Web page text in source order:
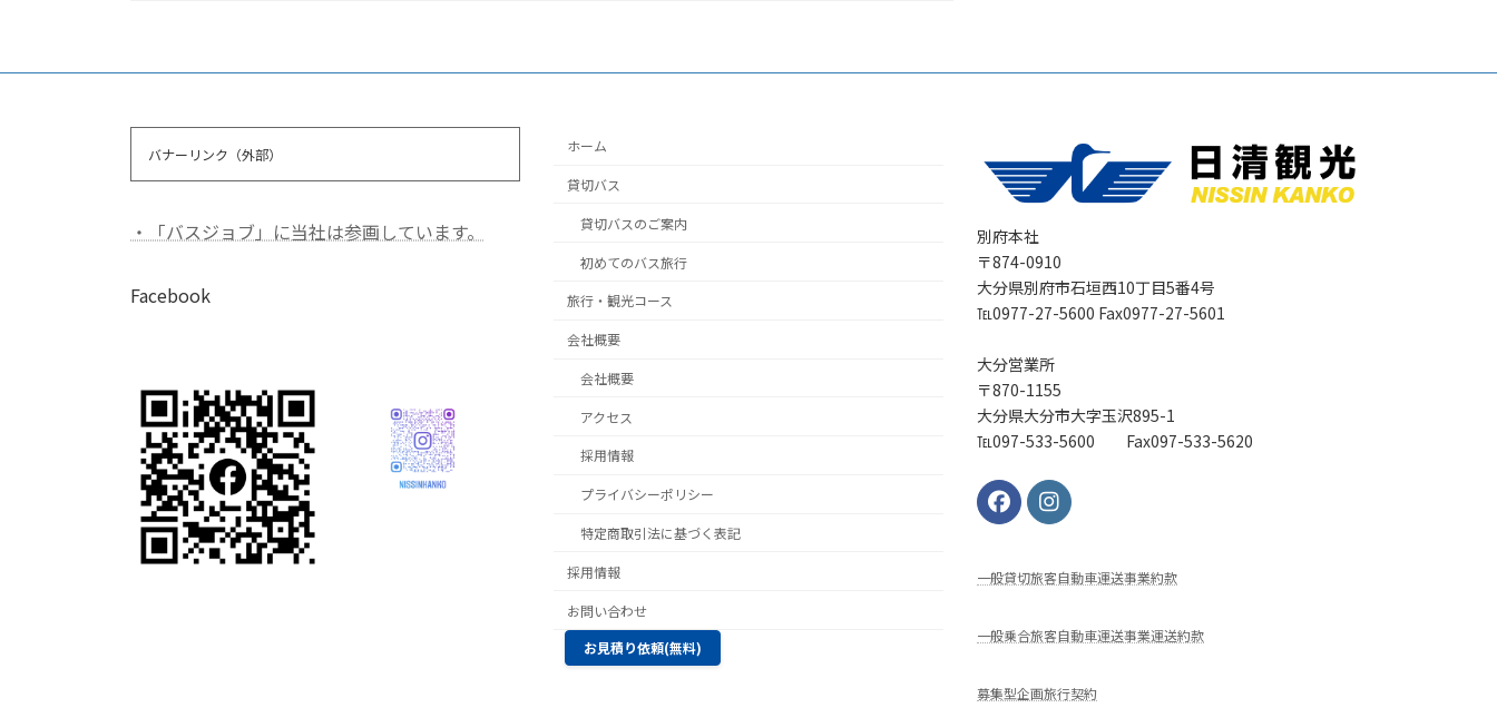
バナーリンク（外部）
・「バスジョブ」に当社は参画しています。
Facebook
ホーム
貸切バス
貸切バスのご案内
初めてのバス旅行
旅行・観光コース
会社概要
会社概要
アクセス
採用情報
プライバシーポリシー
特定商取引法に基づく表記
採用情報
お問い合わせ
お見積り依頼(無料)
別府本社
〒874-0910
大分県別府市石垣西10丁目5番4号
℡0977-27-5600 Fax0977-27-5601
大分営業所
〒870-1155
大分県大分市大字玉沢895-1
℡097-533-5600 Fax097-533-5620
⼀般貸切旅客⾃動⾞運送事業約款
一般乗合旅客自動車運送事業運送約款
募集型企画旅行契約